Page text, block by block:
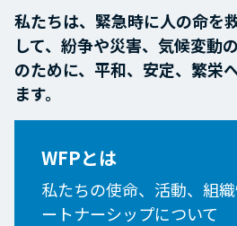
私たちは、緊急時に人の命を
して、紛争や災害、気候変動
のために、平和、安定、繁栄
ます。
WFPとは
私たちの使命、活動、組
ートナーシップについて